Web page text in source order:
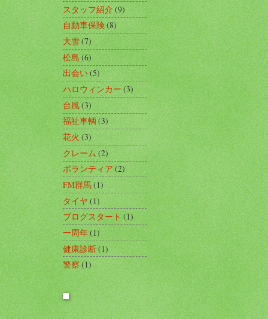
スタッフ紹介(9)
自動車保険(8)
大雪(7)
松島 (6)
出会い(5)
ハロウィンカー(3)
台風(3)
福祉車輌 (3)
花火(3)
クレーム(2)
ボランティア(2)
FM群馬(1)
タイヤ(1)
ブログスタート(1)
一周年(1)
健康診断(1)
警察 (1)